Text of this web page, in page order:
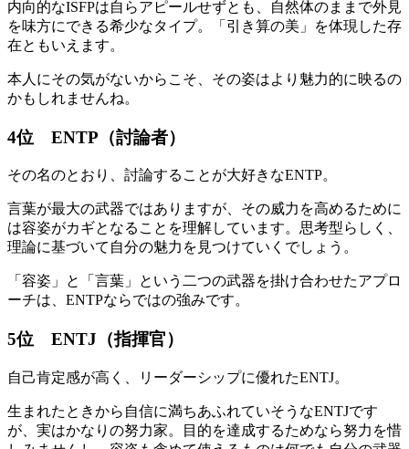
内向的なISFPは自らアピールせずとも、自然体のままで外見
を味方にできる希少なタイプ。「引き算の美」を体現した存
在ともいえます。
本人にその気がないからこそ、その姿はより魅力的に映るの
かもしれませんね。
4位 ENTP（討論者）
その名のとおり、討論することが大好きなENTP。
言葉が最大の武器ではありますが、その威力を高めるために
は容姿がカギとなることを理解しています。思考型らしく、
理論に基づいて自分の魅力を見つけていくでしょう。
「容姿」と「言葉」という二つの武器を掛け合わせたアプロ
ーチは、ENTPならではの強みです。
5位 ENTJ（指揮官）
自己肯定感が高く、リーダーシップに優れたENTJ。
生まれたときから自信に満ちあふれていそうなENTJです
が、実はかなりの努力家。目的を達成するためなら努力を惜